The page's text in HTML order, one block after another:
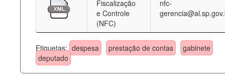
Fiscalização
e Controle
(NFC)
nfc-
Etiquetas: despesa prestação de contas
gabinete
deputado